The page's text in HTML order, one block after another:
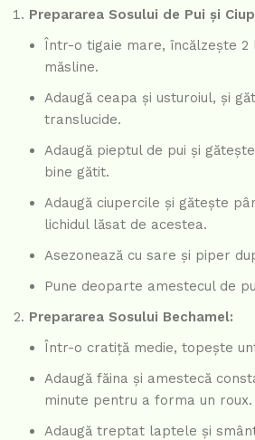
Prepararea Sosului de Pui și
Într-o tigaie mare, încălzește 2
măsline.
Adaugă ceapa și usturoiul, și
translucide.
Adaugă pieptul de pui și
bine gătit.
Adaugă ciupercile și gătește
lichidul lăsat de acestea.
Asezonează cu sare și piper
Pune deoparte amestecul de
Prepararea Sosului Bechamel:
Într-o cratiță medie, topește
Adaugă făina și amestecă
minute pentru a forma un roux.
Adaugă treptat laptele și